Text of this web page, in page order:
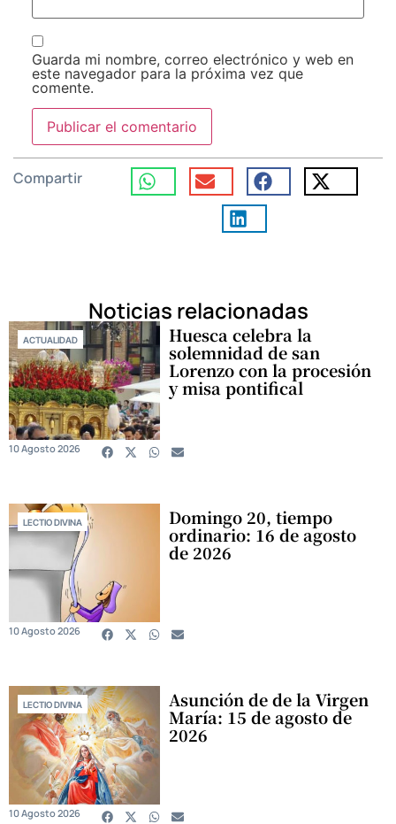
Guarda mi nombre, correo electrónico y web en
este navegador para la próxima vez que
comente.
Compartir
Noticias relacionadas
ACTUALIDAD Huesca celebra la
solemnidad de san
Lorenzo con la procesión
y misa pontifical
10 Agosto 2026
LECTIO DIVINA Domingo 20, tiempo
ordinario: 16 de agosto
de 2026
10 Agosto 2026
LECTIO DIVINA Asunción de de la Virgen
María: 15 de agosto de
2026
10 Agosto 2026